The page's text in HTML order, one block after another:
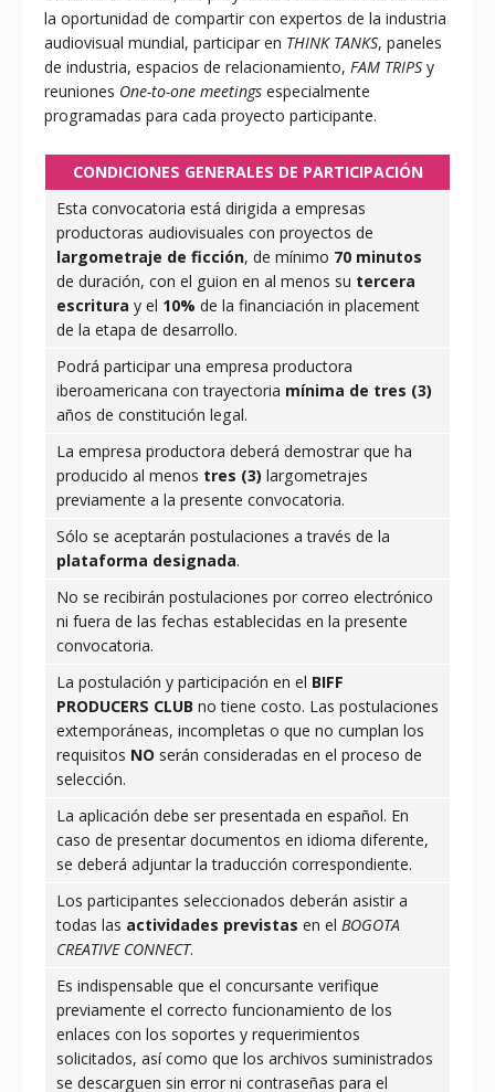
la oportunidad de compartir con expertos de la industria
audiovisual mundial, participar en THINK TANKS, paneles
de industria, espacios de relacionamiento, FAM TRIPSy
reuniones One-to-one meetings especialmente
programadas para cada proyecto participante.
CONDICIONES GENERALES DE PARTICIPACIÓN
Esta convocatoria está dirigida a empresas
productoras audiovisuales con proyectos de
largometraje de ficción, de mínimo 70 minutos
de duración, con el guion en al menos su tercera
escritura y el 10% de la financiación in placement
de la etapa de desarrollo.
Podrá participar una empresa productora
iberoamericana con trayectoria mínima de tres (3)
años de constitución legal.
La empresa productora deberá demostrar que ha
producido al menos tres (3) largometrajes
previamente a la presente convocatoria.
Sólo se aceptarán postulaciones a través de la
plataforma designada.
No se recibirán postulaciones por correo electrónico
ni fuera de las fechas establecidas en la presente
convocatoria.
La postulación y participación en el BIFF
PRODUCERS CLUB no tiene costo. Las postulaciones
extemporáneas, incompletas o que no cumplan los
requisitos NO serán consideradas en el proceso de
selección.
La aplicación debe ser presentada en español. En
caso de presentar documentos en idioma diferente,
se deberá adjuntar la traducción correspondiente.
Los participantes seleccionados deberán asistir a
todas las actividades previstas en el BOGOTA
CREATIVE CONNECT.
Es indispensable que el concursante verifique
previamente el correcto funcionamiento de los
enlaces con los soportes y requerimientos
solicitados, así como que los archivos suministrados
se descarguen sin error ni contraseñas para el